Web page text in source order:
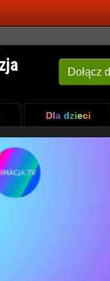
Dla dzieci